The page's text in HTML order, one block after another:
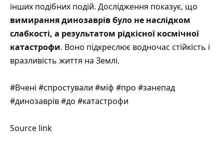
інших подібних подій. Дослідження показує, що
вимирання динозаврів було не наслідком
слабкості, а результатом рідкісної космічної
катастрофи. Воно підкреслює водночас стійкість і
вразливість життя на Землі.
#Вчені #спростували #міф #про #занепад
#динозаврів #до #катастрофи
Source link